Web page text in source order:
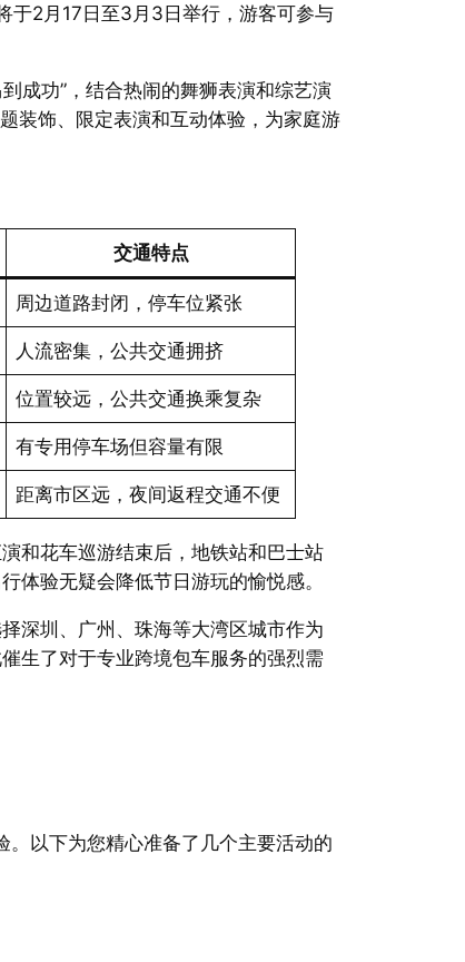
于2月17日至3月3日举行，游客可参与
成功”，结合热闹的舞狮表演和综艺演
装饰、限定表演和互动体验，为家庭游
交通特点
周边道路封闭，停车位紧张
人流密集，公共交通拥挤
位置较远，公共交通换乘复杂
有专用停车场但容量有限
距离市区远，夜间返程交通不便
和花车巡游结束后，地铁站和巴士站
体验无疑会降低节日游玩的愉悦感。
深圳、广州、珠海等大湾区城市作为
生了对于专业跨境包车服务的强烈需
以下为您精心准备了几个主要活动的